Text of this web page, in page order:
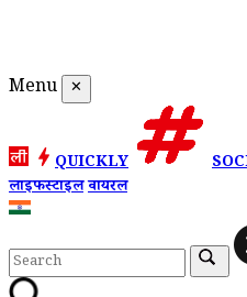
Menu ✕
QUICKLY
लाइफस्टाइलवायरल